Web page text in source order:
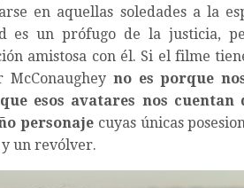
en aquellas soledades a la
es un prófugo de la justicia,
amistosa con él. Si el filme
no es porque
esos avatares nos
personaje cuyas únicas
un revólver.